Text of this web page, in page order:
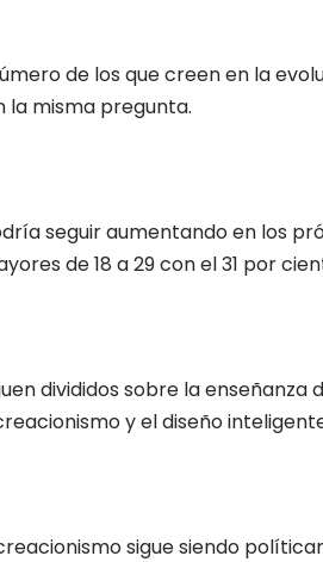
de los que creen en la
la misma pregunta.
seguir aumentando en los
de 18 a 29 con el 31 por
divididos sobre la
y el diseño
sigue siendo